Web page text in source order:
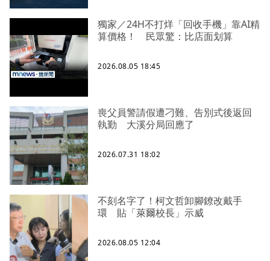
獨家／24H不打烊「回收手機」靠AI精
算價格！ 民眾驚：比店面划算
2026.08.05 18:45
喪父員警請假遭刁難、告別式後返回
執勤 大溪分局回應了
2026.07.31 18:02
不刻名字了！柯文哲卸腳鐐改戴手
環 貼「萊爾校長」示威
2026.08.05 12:04